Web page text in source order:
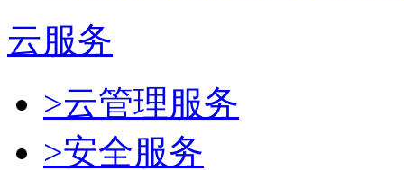
云服务
>云管理服务
>安全服务